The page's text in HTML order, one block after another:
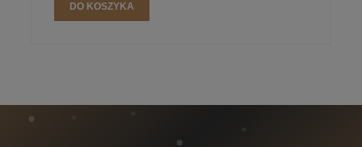
DO KOSZYKA